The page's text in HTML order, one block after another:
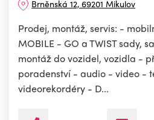
Brněnská 12, 69201 Mikulov
Prodej, montáž, servis: -
MOBILE - GO a TWIST sady,
montáž do vozidel, vozidla -
poradenství - audio - video -
videorekordéry - D...